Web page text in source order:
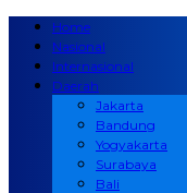
Home
Nasional
Internasional
Daerah
Jakarta
Bandung
Yogyakarta
Surabaya
Bali